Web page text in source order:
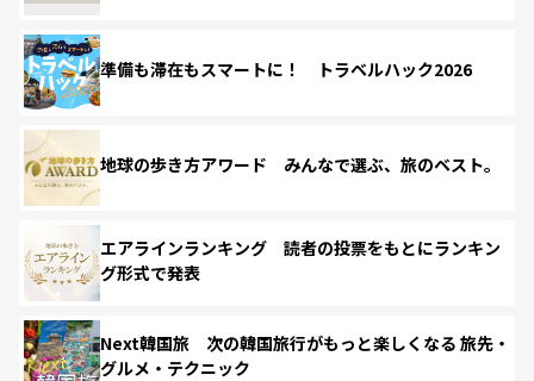
準備も滞在もスマートに！ トラベルハック2026
地球の歩き方アワード みんなで選ぶ、旅のベスト。
エアラインランキング 読者の投票をもとにランキン
グ形式で発表
Next韓国旅 次の韓国旅行がもっと楽しくなる 旅先・
グルメ・テクニック